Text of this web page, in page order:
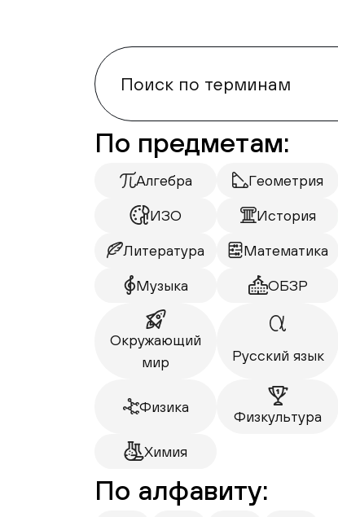
По предметам:
Алгебра Геометрия
ИЗО История
Литература Математика
Музыка ОБЗР
Окружающий
мир
Русский язык
Физика
Физкультура
Химия
По алфавиту: